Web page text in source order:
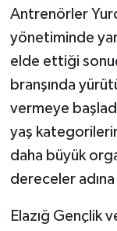
Antrenörler
yönetiminde
elde ettiği
branşında
vermeye
yaş
daha büyük
dereceler
Elazığ Gençlik